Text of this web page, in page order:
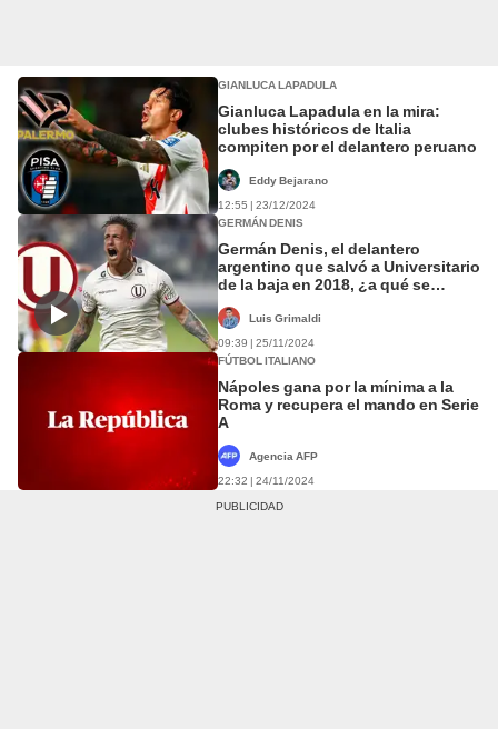
GIANLUCA LAPADULA
Gianluca Lapadula en la mira:
clubes históricos de Italia
compiten por el delantero peruano
Eddy Bejarano
12:55 | 23/12/2024
GERMÁN DENIS
Germán Denis, el delantero
argentino que salvó a Universitario
de la baja en 2018, ¿a qué se
Luis Grimaldi
09:39 | 25/11/2024
FÚTBOL ITALIANO
Nápoles gana por la mínima a la
Roma y recupera el mando en Serie
A
Agencia AFP
22:32 | 24/11/2024